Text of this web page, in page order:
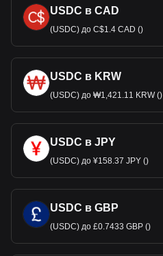
USDC в CAD
(USDC) до C$1.4 CAD ()
USDC в KRW
(USDC) до ₩1,421.11 KRW ()
USDC в JPY
(USDC) до ¥158.37 JPY ()
USDC в GBP
(USDC) до £0.7433 GBP ()